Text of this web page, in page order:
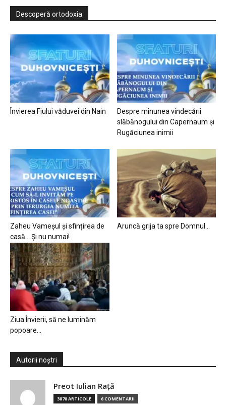
Descoperă ortodoxia
Învierea Fiului văduvei din Nain
Despre minunea vindecării
slăbănogului din Capernaum și
Rugăciunea inimii
Zaheu Vameșul și sfințirea de
casă… Și nu numai!
Aruncă grija ta spre Domnul…
Ziua Învierii, să ne luminăm
popoare…
Autorii noștri
Preot Iulian Raţă
3878 ARTICOLE 6 COMENTARII